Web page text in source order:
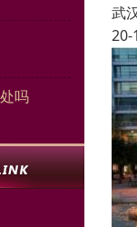
吗
武
20-